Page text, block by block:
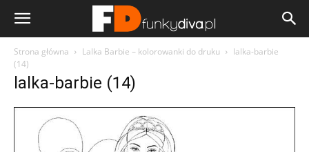
Strona główna Lalka Barbie – kolorowanki do druku
lalka-barbie
(14)
lalka-barbie (14)